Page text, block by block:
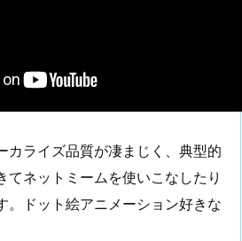
カライズ品質が凄まじく、典型的
てネットミームを使いこなしたり
。ドット絵アニメーション好きな